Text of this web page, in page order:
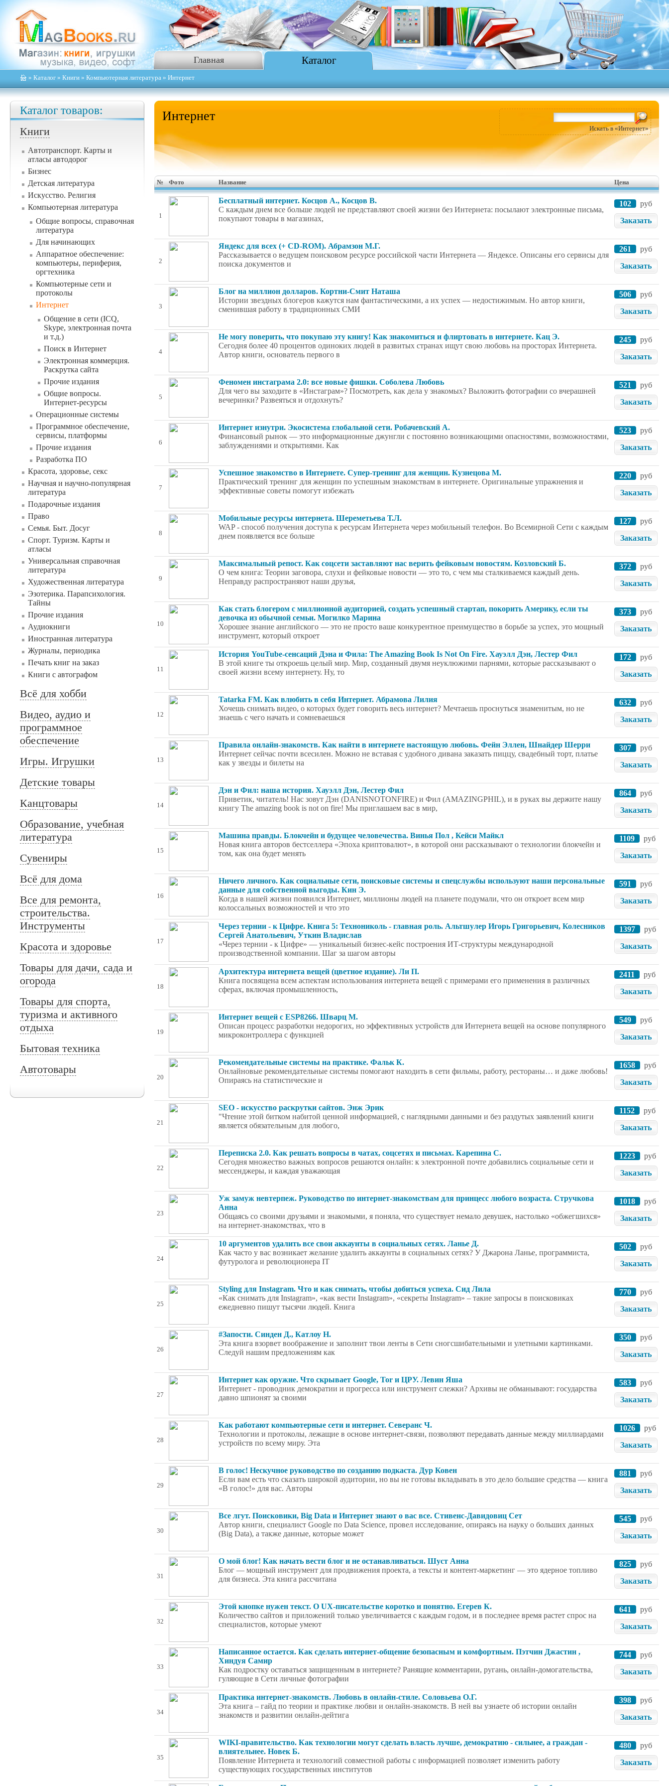
Главная Каталог
» Каталог » Книги » Компьютерная литература » Интернет
Каталог товаров:
Книги
Автотранспорт. Карты и
атласы автодорог
Бизнес
Детская литература
Искусство. Религия
Компьютерная литература
Общие вопросы, справочная
литература
Для начинающих
Аппаратное обеспечение:
компьютеры, периферия,
оргтехника
Компьютерные сети и
протоколы
Интернет
Общение в сети (ICQ,
Skype, электронная почта
и т.д.)
Поиск в Интернет
Электронная коммерция.
Раскрутка сайта
Прочие издания
Общие вопросы.
Интернет-ресурсы
Операционные системы
Программное обеспечение,
сервисы, платформы
Прочие издания
Разработка ПО
Красота, здоровье, секс
Научная и научно-популярная
литература
Подарочные издания
Право
Семья. Быт. Досуг
Спорт. Туризм. Карты и
атласы
Универсальная справочная
литература
Художественная литература
Эзотерика. Парапсихология.
Тайны
Прочие издания
Аудиокниги
Иностранная литература
Журналы, периодика
Печать книг на заказ
Книги с автографом
Всё для хобби
Видео, аудио и
программное
обеспечение
Игры. Игрушки
Детские товары
Канцтовары
Образование, учебная
литература
Сувениры
Всё для дома
Все для ремонта,
строительства.
Инструменты
Красота и здоровье
Товары для дачи, сада и
огорода
Товары для спорта,
туризма и активного
отдыха
Бытовая техника
Автотовары
Интернет
Искать в «Интернет»
№ Фото Название Цена
1
Бесплатный интернет. Косцов А., Косцов В.
С каждым днем все больше людей не представляют своей жизни без Интернета: посылают электронные письма,
покупают товары в магазинах,
102
руб
Заказать
2
Яндекс для всех (+ CD-ROM). Абрамзон М.Г.
Рассказывается о ведущем поисковом ресурсе российской части Интернета — Яндексе. Описаны его сервисы для
поиска документов и
261
руб
Заказать
3
Блог на миллион долларов. Кортни-Смит Наташа
Истории звездных блогеров кажутся нам фантастическими, а их успех — недостижимым. Но автор книги,
сменившая работу в традиционных СМИ
506
руб
Заказать
4
Не могу поверить, что покупаю эту книгу! Как знакомиться и флиртовать в интернете. Кац Э.
Сегодня более 40 процентов одиноких людей в развитых странах ищут свою любовь на просторах Интернета.
Автор книги, основатель первого в
245
руб
Заказать
5
Феномен инстаграма 2.0: все новые фишки. Соболева Любовь
Для чего вы заходите в «Инстаграм»? Посмотреть, как дела у знакомых? Выложить фотографии со вчерашней
вечеринки? Развеяться и отдохнуть?
521
руб
Заказать
6
Интернет изнутри. Экосистема глобальной сети. Робачевский А.
Финансовый рынок — это информационные джунгли с постоянно возникающими опасностями, возможностями,
заблуждениями и открытиями. Как
523
руб
Заказать
7
Успешное знакомство в Интернете. Супер-тренинг для женщин. Кузнецова М.
Практический тренинг для женщин по успешным знакомствам в интернете. Оригинальные упражнения и
эффективные советы помогут избежать
220
руб
Заказать
8
Мобильные ресурсы интернета. Шереметьева Т.Л.
WAP - способ получения доступа к ресурсам Интернета через мобильный телефон. Во Всемирной Сети с каждым
днем появляется все больше
127
руб
Заказать
9
Максимальный репост. Как соцсети заставляют нас верить фейковым новостям. Козловский Б.
О чем книга: Теории заговора, слухи и фейковые новости — это то, с чем мы сталкиваемся каждый день.
Неправду распространяют наши друзья,
372
руб
Заказать
10
Как стать блогером с миллионной аудиторией, создать успешный стартап, покорить Америку, если ты
девочка из обычной семьи. Могилко Марина
Хорошее знание английского — это не просто ваше конкурентное преимущество в борьбе за успех, это мощный
инструмент, который откроет
373
руб
Заказать
11
История YouTube-сенсаций Дэна и Фила: The Amazing Book Is Not On Fire. Хауэлл Дэн, Лестер Фил
В этой книге ты откроешь целый мир. Мир, созданный двумя неуклюжими парнями, которые рассказывают о
своей жизни всему интернету. Ну, то
172
руб
Заказать
12
Tatarka FM. Как влюбить в себя Интернет. Абрамова Лилия
Хочешь снимать видео, о которых будет говорить весь интернет? Мечтаешь проснуться знаменитым, но не
знаешь с чего начать и сомневаешься
632
руб
Заказать
13
Правила онлайн-знакомств. Как найти в интернете настоящую любовь. Фейн Эллен, Шнайдер Шерри
Интернет сейчас почти всесилен. Можно не вставая с удобного дивана заказать пиццу, свадебный торт, платье
как у звезды и билеты на
307
руб
Заказать
14
Дэн и Фил: наша история. Хауэлл Дэн, Лестер Фил
Приветик, читатель! Нас зовут Дэн (DANISNOTONFIRE) и Фил (AMAZINGPHIL), и в руках вы держите нашу
книгу The amazing book is not on fire! Мы приглашаем вас в мир,
864
руб
Заказать
15
Машина правды. Блокчейн и будущее человечества. Винья Пол , Кейси Майкл
Новая книга авторов бестселлера «Эпоха криптовалют», в которой они рассказывают о технологии блокчейн и
том, как она будет менять
1109
руб
Заказать
16
Ничего личного. Как социальные сети, поисковые системы и спецслужбы используют наши персональные
данные для собственной выгоды. Кин Э.
Когда в нашей жизни появился Интернет, миллионы людей на планете подумали, что он откроет всем мир
колоссальных возможностей и что это
591
руб
Заказать
17
Через тернии - к Цифре. Книга 5: Технониколь - главная роль. Альтшулер Игорь Григорьевич, Колесников
Сергей Анатольевич, Уткин Владислав
«Через тернии - к Цифре» — уникальный бизнес-кейс построения ИТ-структуры международной
производственной компании. Шаг за шагом авторы
1397
руб
Заказать
18
Архитектура интернета вещей (цветное издание). Ли П.
Книга посвящена всем аспектам использования интернета вещей с примерами его применения в различных
сферах, включая промышленность,
2411
руб
Заказать
19
Интернет вещей с ESP8266. Шварц М.
Описан процесс разработки недорогих, но эффективных устройств для Интернета вещей на основе популярного
микроконтроллера с функцией
549
руб
Заказать
20
Рекомендательные системы на практике. Фальк К.
Онлайновые рекомендательные системы помогают находить в сети фильмы, работу, рестораны… и даже любовь!
Опираясь на статистические и
1658
руб
Заказать
21
SEO - искусство раскрутки сайтов. Энж Эрик
"Чтение этой битком набитой ценной информацией, с наглядными данными и без раздутых заявлений книги
является обязательным для любого,
1152
руб
Заказать
22
Переписка 2.0. Как решать вопросы в чатах, соцсетях и письмах. Карепина С.
Сегодня множество важных вопросов решаются онлайн: к электронной почте добавились социальные сети и
мессенджеры, и каждая уважающая
1223
руб
Заказать
23
Уж замуж невтерпеж. Руководство по интернет-знакомствам для принцесс любого возраста. Стручкова
Анна
Общаясь со своими друзьями и знакомыми, я поняла, что существует немало девушек, настолько «обжегшихся»
на интернет-знакомствах, что в
1018
руб
Заказать
24
10 аргументов удалить все свои аккаунты в социальных сетях. Ланье Д.
Как часто у вас возникает желание удалить аккаунты в социальных сетях? У Джарона Ланье, программиста,
футуролога и революционера IT
502
руб
Заказать
25
Styling для Instagram. Что и как снимать, чтобы добиться успеха. Сид Лила
«Как снимать для Instagram», «как вести Instagram», «секреты Instagram» – такие запросы в поисковиках
ежедневно пишут тысячи людей. Книга
770
руб
Заказать
26
#Запости. Синден Д., Катлоу Н.
Эта книга взорвет воображение и заполнит твои ленты в Сети сногсшибательными и улетными картинками.
Следуй нашим предложениям как
350
руб
Заказать
27
Интернет как оружие. Что скрывает Google, Tor и ЦРУ. Левин Яша
Интернет - проводник демократии и прогресса или инструмент слежки? Архивы не обманывают: государства
давно шпионят за своими
583
руб
Заказать
28
Как работают компьютерные сети и интернет. Северанс Ч.
Технологии и протоколы, лежащие в основе интернет-связи, позволяют передавать данные между миллиардами
устройств по всему миру. Эта
1026
руб
Заказать
29
В голос! Нескучное руководство по созданию подкаста. Дур Ковен
Если вам есть что сказать широкой аудитории, но вы не готовы вкладывать в это дело большие средства — книга
«В голос!» для вас. Авторы
881
руб
Заказать
30
Все лгут. Поисковики, Big Data и Интернет знают о вас все. Cтивенс-Давидовиц Cет
Автор книги, специалист Google по Data Science, провел исследование, опираясь на науку о больших данных
(Big Data), а также данные, которые может
545
руб
Заказать
31
О мой блог! Как начать вести блог и не останавливаться. Шуст Анна
Блог — мощный инструмент для продвижения проекта, а тексты и контент-маркетинг — это ядерное топливо
для бизнеса. Эта книга рассчитана
825
руб
Заказать
32
Этой кнопке нужен текст. O UX-писательстве коротко и понятно. Егерев К.
Количество сайтов и приложений только увеличивается с каждым годом, и в последнее время растет спрос на
специалистов, которые умеют
641
руб
Заказать
33
Написанное остается. Как сделать интернет-общение безопасным и комфортным. Пэтчин Джастин ,
Хиндуя Самир
Как подростку оставаться защищенным в интернете? Ранящие комментарии, ругань, онлайн-домогательства,
гуляющие в Сети личные фотографии
744
руб
Заказать
34
Практика интернет-знакомств. Любовь в онлайн-стиле. Соловьева О.Г.
Эта книга – гайд по теории и практике любви и онлайн-знакомств. В ней вы узнаете об истории онлайн
знакомств и развитии онлайн-дейтига
398
руб
Заказать
35
WIKI-правительство. Как технологии могут сделать власть лучше, демократию - сильнее, а граждан -
влиятельнее. Новек Б.
Появление Интернета и технологий совместной работы с информацией позволяет изменить работу
существующих государственных институтов
480
руб
Заказать